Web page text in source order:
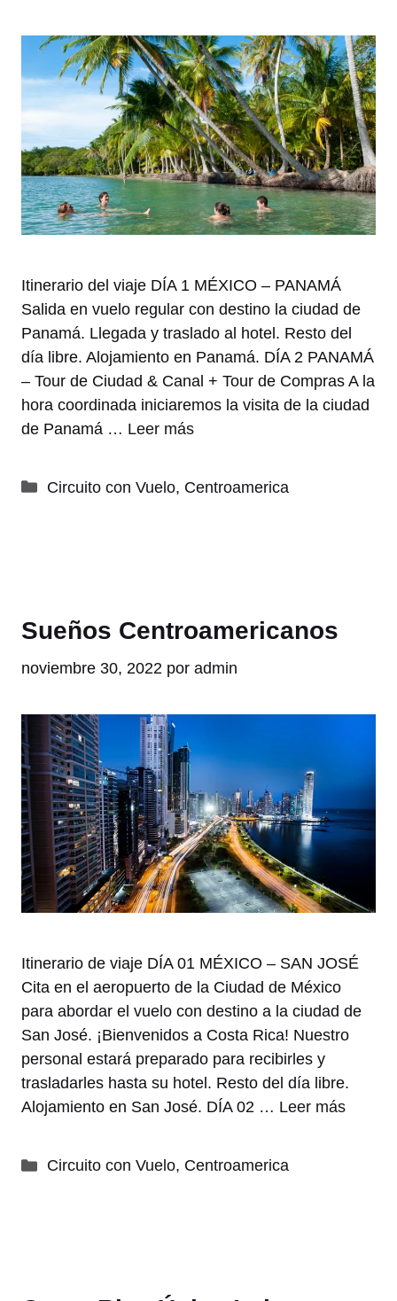
Itinerario del viaje DÍA 1 MÉXICO – PANAMÁ
Salida en vuelo regular con destino la ciudad de
Panamá. Llegada y traslado al hotel. Resto del
día libre. Alojamiento en Panamá. DÍA 2 PANAMÁ
– Tour de Ciudad & Canal + Tour de Compras A la
hora coordinada iniciaremos la visita de la ciudad
de Panamá … Leer más
Categorías
Circuito con Vuelo, Centroamerica
Sueños Centroamericanos
noviembre 30, 2022 por admin
Itinerario de viaje DÍA 01 MÉXICO – SAN JOSÉ
Cita en el aeropuerto de la Ciudad de México
para abordar el vuelo con destino a la ciudad de
San José. ¡Bienvenidos a Costa Rica! Nuestro
personal estará preparado para recibirles y
trasladarles hasta su hotel. Resto del día libre.
Alojamiento en San José. DÍA 02 … Leer más
Categorías
Circuito con Vuelo, Centroamerica